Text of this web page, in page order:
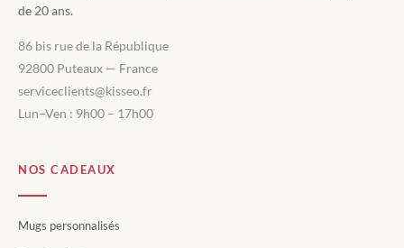
de 20 ans.
86 bis rue de la République
92800 Puteaux — France
serviceclients@kisseo.fr
Lun–Ven : 9h00 – 17h00
NOS CADEAUX
Mugs personnalisés